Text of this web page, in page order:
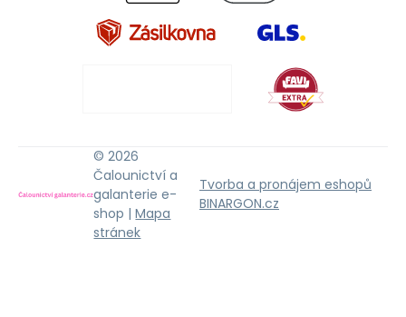
© 2026
Čalounictví a
galanterie e-
shop |Mapa
stránek
Tvorba a pronájem eshopů
BINARGON.cz